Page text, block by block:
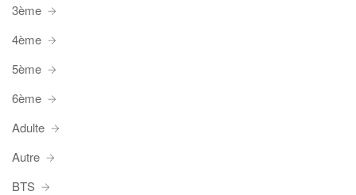
3ème
4ème
5ème
6ème
Adulte
Autre
BTS